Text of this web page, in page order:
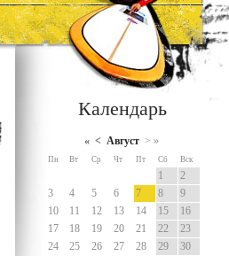
Календарь